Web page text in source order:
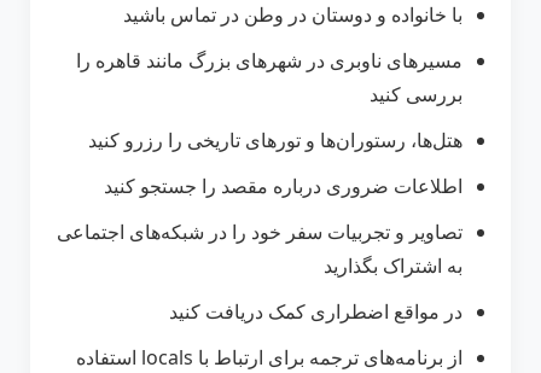
با خانواده و دوستان در وطن در تماس باشید
مسیرهای ناوبری در شهرهای بزرگ مانند قاهره را
بررسی کنید
هتل‌ها، رستوران‌ها و تورهای تاریخی را رزرو کنید
اطلاعات ضروری درباره مقصد را جستجو کنید
تصاویر و تجربیات سفر خود را در شبکه‌های اجتماعی
به اشتراک بگذارید
در مواقع اضطراری کمک دریافت کنید
از برنامه‌های ترجمه برای ارتباط با locals استفاده